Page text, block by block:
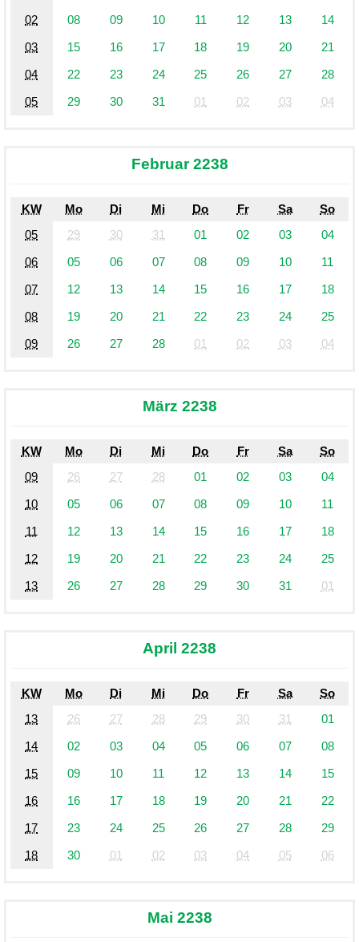
02
08 09 10 11 12 13
14
03
15 16 17 18 19 20
21
04
22 23 24 25 26 27
28
05
29 30 31 01 02 03 04
Februar 2238
KW Mo Di Mi Do Fr Sa
So
05
29 30 31 01 02 03
04
06
05 06 07 08 09 10
11
07
12 13 14 15 16 17
18
08
19 20 21 22 23 24
25
09
26 27 28 01 02 03 04
März 2238
KW Mo Di Mi Do Fr Sa
So
09
26 27 28 01 02 03
04
10
05 06 07 08 09 10
11
11
12 13 14 15 16 17
18
12
19 20 21 22 23 24
25
13
26 27 28 29 30 31 01
April 2238
KW Mo Di Mi Do Fr Sa
So
13
26 27 28 29 30 31
01
14
02 03 04 05 06 07
08
15
09 10 11 12 13 14
15
16
16 17 18 19 20 21
22
17
23 24 25 26 27 28
29
18
30 01 02 03 04 05 06
Mai 2238